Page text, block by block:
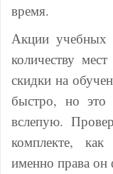
время.
Акции учебных
количеству
скидки на
быстро, но это
вслепую.
комплекте,
именно права он